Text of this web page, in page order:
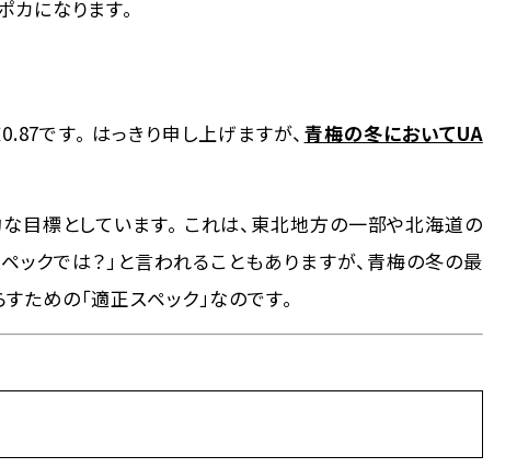
カになります。
です。 はっきり申し上げますが、 青梅の冬においてUA
目標としています。 これは、東北地方の一部や北海道の
クでは？」と言われることもありますが、青梅の冬の最
めの「適正スペック」なのです。